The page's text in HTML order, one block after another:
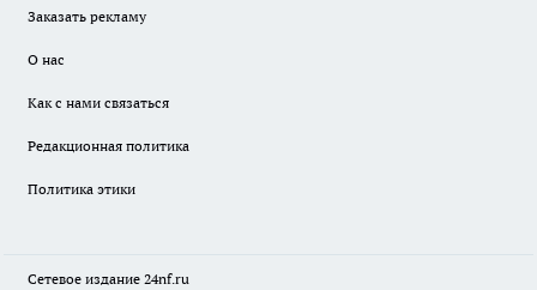
Заказать рекламу
О нас
Как с нами связаться
Редакционная политика
Политика этики
Сетевое издание 24nf.ru